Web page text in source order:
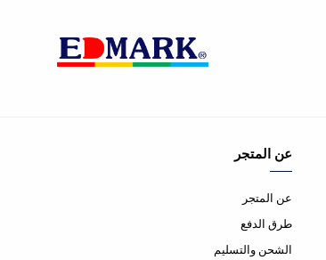
عن المتجر
عن المتجر
طرق الدفع
الشحن والتسليم